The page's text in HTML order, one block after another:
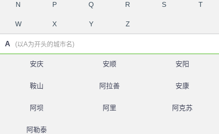
N P Q R S T
W X Y Z
A (以A为开头的城市名)
安庆 安顺 安阳
鞍山 阿拉善 安康
阿坝 阿里 阿克苏
阿勒泰